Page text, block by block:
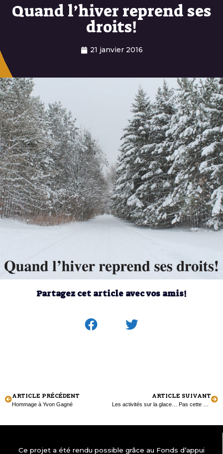
Quand l’hiver reprend ses
droits!
21 janvier 2016
Partagez cet article avec vos amis!
ARTICLE PRÉCÉDENT
Hommage à Yvon Gagné
ARTICLE SUIVANT
Ce projet a été rendu possible grâce au Fonds d’appui